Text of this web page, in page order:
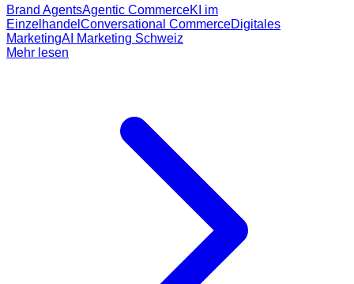
Brand AgentsAgentic CommerceKI im
Einzelhandel Conversational CommerceDigitales
MarketingAI Marketing Schweiz
Mehr lesen